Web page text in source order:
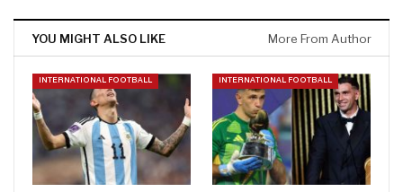
YOU MIGHT ALSO LIKE More From Author
INTERNATIONAL FOOTBALL INTERNATIONAL FOOTBALL